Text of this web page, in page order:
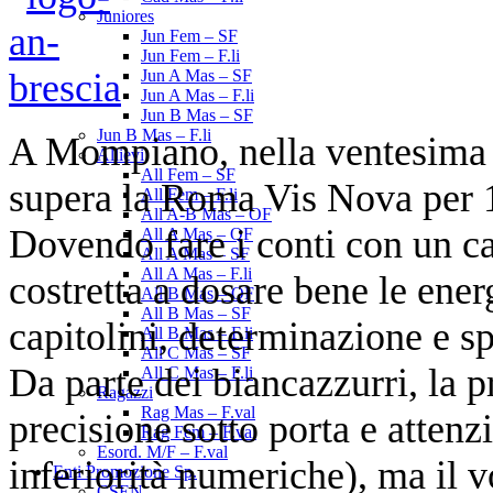
Juniores
Jun Fem – SF
Jun Fem – F.li
Jun A Mas – SF
Jun A Mas – F.li
Jun B Mas – SF
Jun B Mas – F.li
Allievi
All Fem – SF
All Fem – F.li
All A-B Mas – OF
All A Mas – QF
All A Mas – SF
All A Mas – F.li
All B Mas – QF
All B Mas – SF
All B Mas – F.li
All C Mas – SF
All C Mas – F.li
Ragazzi
Rag Mas – F.val
Rag Fem – F.val
Esord. M/F – F.val
Enti Promozione Sp.
A Mompiano, nella
supera la Roma Vis Nova
Dovendo fare i conti con un
costretta a dosare bene le
capitolini, determinazione e
Da parte dei biancazzurri, la
precisione sotto porta e
inferiorità numeriche), ma il